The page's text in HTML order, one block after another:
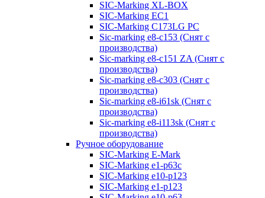
SIC-Marking XL-BOX
SIC-Marking EC1
SIC-Marking C173LG PC
Sic-marking e8-c153 (Снят с
производства)
Sic-marking e8-c151 ZA (Снят с
производства)
Sic-marking e8-c303 (Снят с
производства)
Sic-marking e8-i61sk (Снят с
производства)
Sic-marking e8-i113sk (Снят с
производства)
Ручное оборудование
SIC-Marking E-Mark
SIC-Marking e1-p63с
SIC-Marking e10-p123
SIC-Marking e1-p123